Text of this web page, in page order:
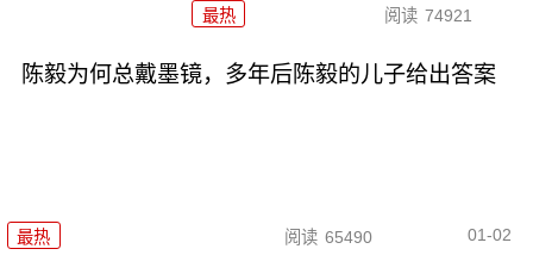
最热 阅读 74921
陈毅为何总戴墨镜，多年后陈毅的儿子给出答案
最热 阅读 65490 01-02